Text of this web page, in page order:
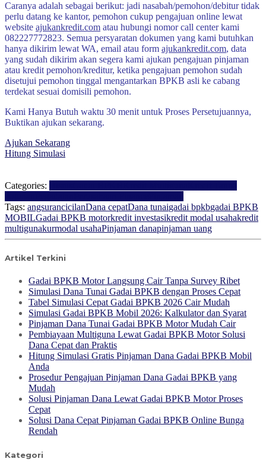
Caranya adalah sebagai berikut: jadi nasabah/pemohon/debitur tidak
perlu datang ke kantor, pemohon cukup pengajuan online lewat
website ajukankredit.com atau hubungi nomor call center kami
082227772823. Semua persyaratan dokumen yang kami butuhkan
hanya dikirim lewat WA, email atau form ajukankredit.com, data
yang sudah dikirim akan segera kami ajukan pengajuan pinjaman
atau kredit pemohon/kreditur, ketika pengajuan pemohon sudah
disetujui pemohon tinggal mengantarkan BPKB asli ke cabang
terdekat sesuai domisili pemohon.
Kami Hanya Butuh waktu 30 menit untuk Proses Persetujuannya,
Buktikan ajukan sekarang.
Ajukan Sekarang
Hitung Simulasi
Categories:
Tags: angsurancicilanDana cepatDana tunaigadai bpkbgadai BPKB
MOBILGadai BPKB motorkredit investasikredit modal usahakredit
multigunakurmodal usahaPinjaman danapinjaman uang
Artikel Terkini
Gadai BPKB Motor Langsung Cair Tanpa Survey Ribet
Simulasi Dana Tunai Gadai BPKB dengan Proses Cepat
Tabel Simulasi Cepat Gadai BPKB 2026 Cair Mudah
Simulasi Gadai BPKB Mobil 2026: Kalkulator dan Syarat
Pinjaman Dana Tunai Gadai BPKB Motor Mudah Cair
Pembiayaan Multiguna Lewat Gadai BPKB Motor Solusi
Dana Cepat dan Praktis
Hitung Simulasi Gratis Pinjaman Dana Gadai BPKB Mobil
Anda
Prosedur Pengajuan Pinjaman Dana Gadai BPKB yang
Mudah
Solusi Pinjaman Dana Lewat Gadai BPKB Motor Proses
Cepat
Solusi Dana Cepat Pinjaman Gadai BPKB Online Bunga
Rendah
Kategori